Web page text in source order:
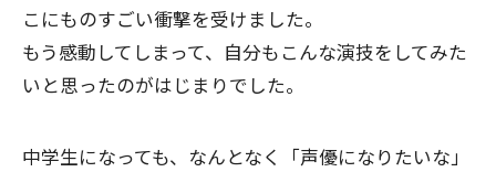
こにものすごい衝撃を受けました。
もう感動してしまって、自分もこんな演技をしてみた
いと思ったのがはじまりでした。
中学生になっても、なんとなく「声優になりたいな」